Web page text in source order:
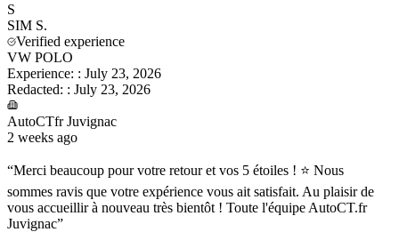
S
SIM S.
Verified experience
VW POLO
Experience: : July 23, 2026
Redacted: : July 23, 2026
AutoCTfr Juvignac
2 weeks ago
“Merci beaucoup pour votre retour et vos 5 étoiles ! ⭐ Nous
sommes ravis que votre expérience vous ait satisfait. Au plaisir de
vous accueillir à nouveau très bientôt ! Toute l'équipe AutoCT.fr
Juvignac”